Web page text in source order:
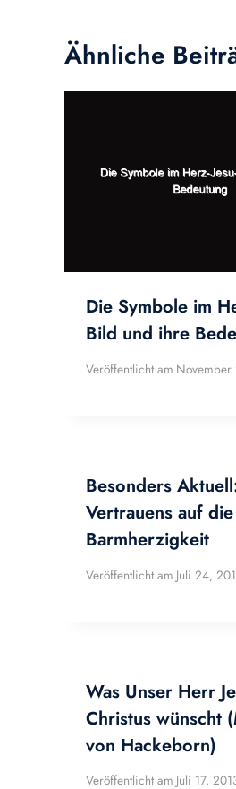
Ähnliche
Die Symbole im
Bild und ihre
Veröffentlicht am November
Besonders
Vertrauens auf
Barmherzigkeit
Veröffentlicht am Juli 24,
Was Unser Herr
Christus wünscht
von Hackeborn)
Veröffentlicht am Juli 17,